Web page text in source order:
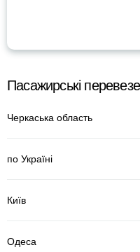
Пасажирські
Черкаська область
по Україні
Київ
Одеса